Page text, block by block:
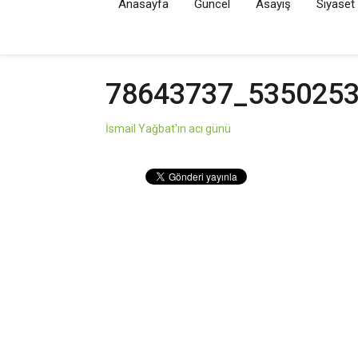
Anasayfa Güncel Asayiş Siyaset
İsmail Yağbat'ın acı günü